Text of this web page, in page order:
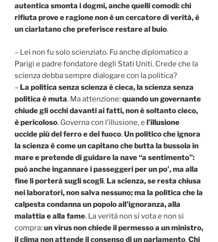
autentica smonta i dogmi, anche quelli comodi: chi
rifiuta prove e ragione non è un cercatore di verità, è
un ciarlatano che preferisce restare al buio.
– Lei non fu solo scienziato. Fu anche diplomatico a
Parigi e padre fondatore degli Stati Uniti. Crede che la
scienza debba sempre dialogare con la politica?
– La politica senza scienza è cieca, la scienza senza
politica è muta. Ma attenzione:quando un governante
chiude gli occhi davanti ai fatti, non è soltanto cieco,
è pericoloso. Governa con l’illusione, e l’illusione
uccide più del ferro e del fuoco.Un politico che ignora
la scienza è come un capitano che butta la bussola in
mare e pretende di guidare la nave “a sentimento”:
può anche ingannare i passeggeri per un po’, ma alla
fine li porterà sugli scogli. La scienza, se resta chiusa
nei laboratori, non salva nessuno; ma la politica che la
calpesta condanna un popolo all’ignoranza, alla
malattia e alla fame. La verità non si vota e non si
compra:un virus non chiede il permesso a un ministro,
il clima non attende il consenso di un parlamento.Chi